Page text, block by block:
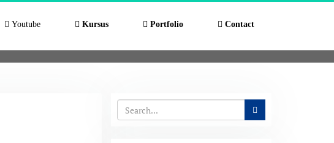
Youtube Kursus Portfolio Contact